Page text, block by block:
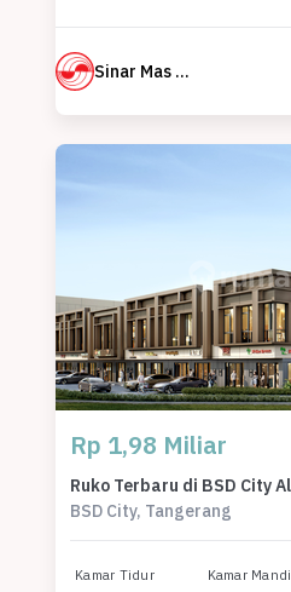
Sinar Mas Land
Rp 1,98 Miliar
BSD City, Tangerang
Kamar Tidur Kamar Mandi